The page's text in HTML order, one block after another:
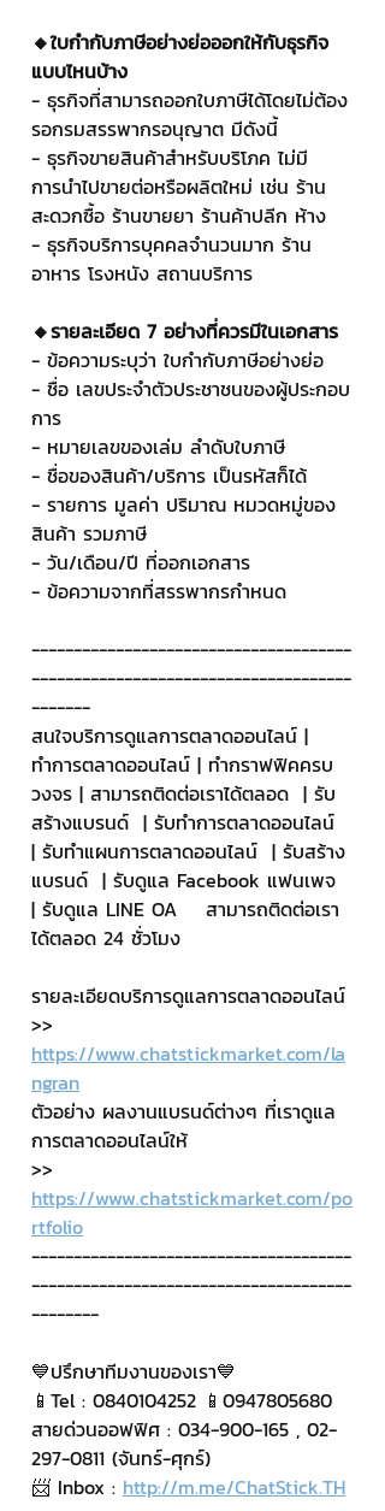
🔸ใบกำกับภาษีอย่างย่อออกให้กับธุรกิจ
แบบไหนบ้าง
- ธุรกิจที่สามารถออกใบภาษีได้โดยไม่ต้อง
รอกรมสรรพากรอนุญาต มีดังนี้
- ธุรกิจขายสินค้าสำหรับบริโภค ไม่มี
การนำไปขายต่อหรือผลิตใหม่ เช่น ร้าน
สะดวกซื้อ ร้านขายยา ร้านค้าปลีก ห้าง
- ธุรกิจบริการบุคคลจำนวนมาก ร้าน
อาหาร โรงหนัง สถานบริการ
🔸รายละเอียด 7 อย่างที่ควรมีในเอกสาร
- ข้อความระบุว่า ใบกำกับภาษีอย่างย่อ
- ชื่อ เลขประจำตัวประชาชนของผู้ประกอบ
การ
- หมายเลขของเล่ม ลำดับใบภาษี
- ชื่อของสินค้า/บริการ เป็นรหัสก็ได้
- รายการ มูลค่า ปริมาณ หมวดหมู่ของ
สินค้า รวมภาษี
- วัน/เดือน/ปี ที่ออกเอกสาร
- ข้อความจากที่สรรพากรกำหนด
--------------------------------------
--------------------------------------
-------
สนใจบริการดูแลการตลาดออนไลน์ |
ทำการตลาดออนไลน์ | ทำกราฟฟิคครบ
วงจร | สามารถติดต่อเราได้ตลอด  | รับ
สร้างแบรนด์  | รับทำการตลาดออนไลน์
| รับทำแผนการตลาดออนไลน์  | รับสร้าง
แบรนด์  | รับดูแล Facebook แฟนเพจ
| รับดูแล LINE OA    สามารถติดต่อเรา
ได้ตลอด 24 ชั่วโมง
รายละเอียดบริการดูแลการตลาดออนไลน์
>>
https://www.chatstickmarket.com/la
ngran
ตัวอย่าง ผลงานแบรนด์ต่างๆ ที่เราดูแล
การตลาดออนไลน์ให้
>>
https://www.chatstickmarket.com/po
rtfolio
--------------------------------------
--------------------------------------
--------
💙ปรึกษาทีมงานของเรา💙
📱Tel : 0840104252 📱0947805680
สายด่วนออฟฟิศ : 034-900-165 , 02-
297-0811 (จันทร์-ศุกร์)
📨 Inbox : http://m.me/ChatStick.TH